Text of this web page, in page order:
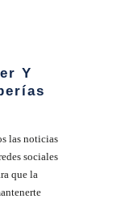
Y
las noticias
sociales
que la